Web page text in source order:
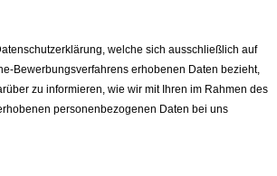
welche sich ausschließlich auf
Bewerbungsverfahrens erhobenen Daten bezieht,
zu informieren, wie wir mit Ihren im Rahmen des
personenbezogenen Daten bei uns